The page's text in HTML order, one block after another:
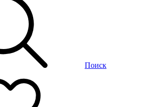
Поиск